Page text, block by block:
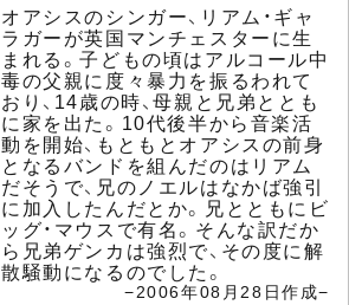
オアシスのシンガー、リアム・ギャ
ラガーが英国マンチェスターに生
まれる。子どもの頃はアルコール中
毒の父親に度々暴力を振るわれて
おり、14歳の時、母親と兄弟ととも
に家を出た。10代後半から音楽活
動を開始、もともとオアシスの前身
となるバンドを組んだのはリアム
だそうで、兄のノエルはなかば強引
に加入したんだとか。兄とともにビ
ッグ・マウスで有名。そんな訳だか
ら兄弟ゲンカは強烈で、その度に解
散騒動になるのでした。
−2006年08月28日作成−